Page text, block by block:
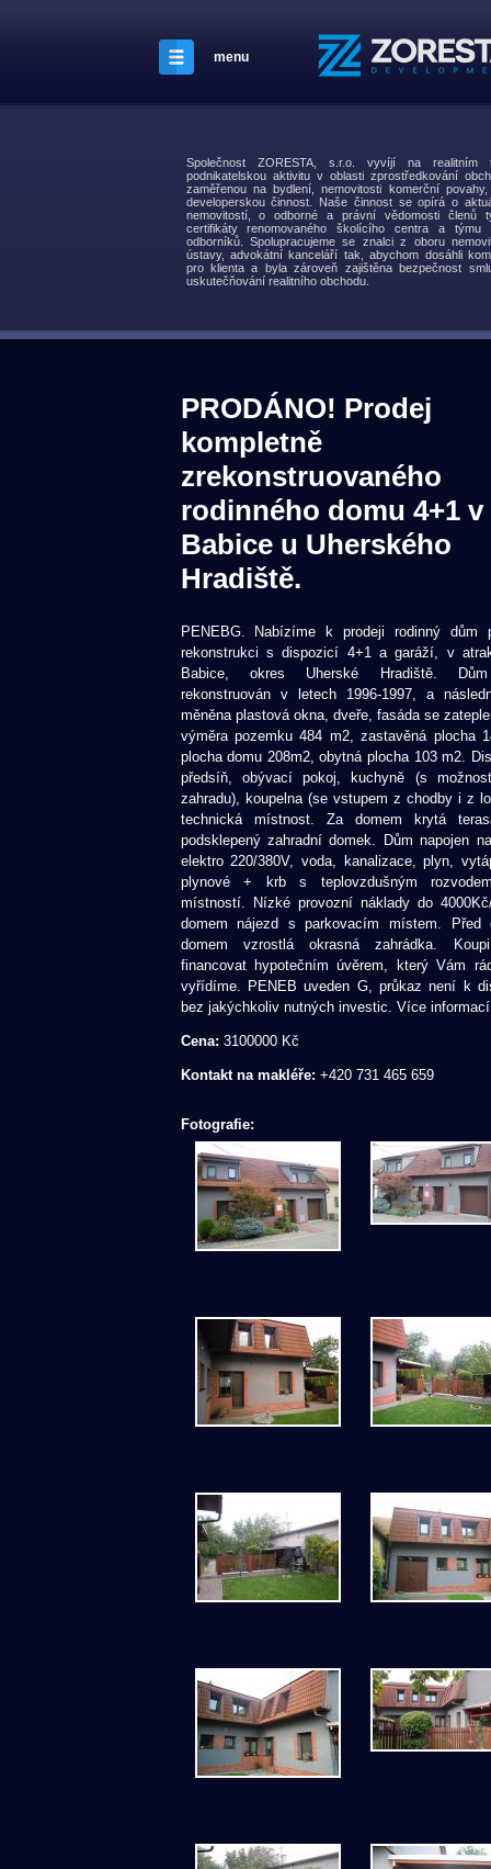
menu
Společnost ZORESTA, s.r.o. vyvíjí na
podnikatelskou aktivitu v oblasti zprostředkování
zaměřenou na bydlení, nemovitosti komerční
developerskou činnost. Naše činnost se opírá o
nemovitostí, o odborné a právní vědomosti členů
certifikáty renomovaného školícího centra a týmu
odborníků. Spolupracujeme se znalci z oboru
ústavy, advokátní kanceláří tak, abychom dosáhli
pro klienta a byla zároveň zajištěna bezpečnost
uskutečňování realitního obchodu.
PRODÁNO! Prodej
kompletně
zrekonstruovaného
rodinného domu 4+1
Babice u Uherského
Hradiště.
PENEBG. Nabízíme k prodeji rodinný dům
rekonstrukci s dispozicí 4+1 a garáží, v
Babice, okres Uherské Hradiště. Dům
rekonstruován v letech 1996-1997, a
měněna plastová okna, dveře, fasáda se
výměra pozemku 484 m2, zastavěná plocha
plocha domu 208m2, obytná plocha 103 m2.
předsíň, obývací pokoj, kuchyně (s
zahradu), koupelna (se vstupem z chodby i z
technická místnost. Za domem krytá
podsklepený zahradní domek. Dům napojen
elektro 220/380V, voda, kanalizace, plyn,
plynové + krb s teplovzdušným
místností. Nízké provozní náklady do
domem nájezd s parkovacím místem.
domem vzrostlá okrasná zahrádka.
financovat hypotečním úvěrem, který Vám
vyřídíme. PENEB uveden G, průkaz není k
bez jakýchkoliv nutných investic. Více
Cena: 3100000 Kč
Kontakt na makléře: +420 731 465 659
Fotografie: